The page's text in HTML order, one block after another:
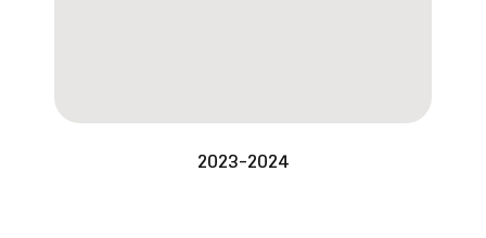
2023-2024